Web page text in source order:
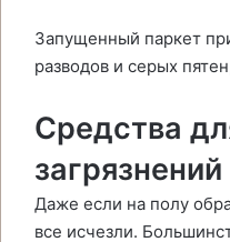
Запущенный паркет
разводов и серых
Средства
загрязнений
Даже если на полу
все исчезли.